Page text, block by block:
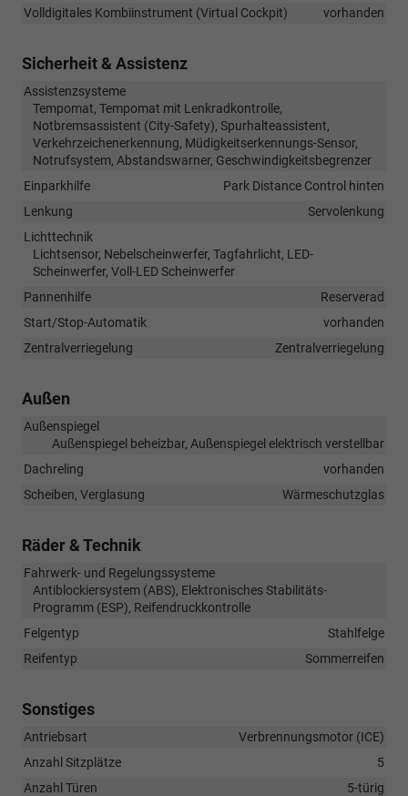
Volldigitales Kombiinstrument (Virtual Cockpit)
vorhanden
Sicherheit & Assistenz
Assistenzsysteme
Tempomat, Tempomat mit Lenkradkontrolle,
Notbremsassistent (City-Safety), Spurhalteassistent,
Verkehrzeichenerkennung, Müdigkeitserkennungs-Sensor,
Notrufsystem, Abstandswarner, Geschwindigkeitsbegrenzer
Einparkhilfe
Park Distance Control hinten
Lenkung
Servolenkung
Lichttechnik
Lichtsensor, Nebelscheinwerfer, Tagfahrlicht, LED-
Scheinwerfer, Voll-LED Scheinwerfer
Pannenhilfe
Reserverad
Start/Stop-Automatik
vorhanden
Zentralverriegelung
Zentralverriegelung
Außen
Außenspiegel
Außenspiegel beheizbar, Außenspiegel elektrisch verstellbar
Dachreling
vorhanden
Scheiben, Verglasung
Wärmeschutzglas
Räder & Technik
Fahrwerk- und Regelungssysteme
Antiblockiersystem (ABS), Elektronisches Stabilitäts-
Programm (ESP), Reifendruckkontrolle
Felgentyp
Stahlfelge
Reifentyp
Sommerreifen
Sonstiges
Antriebsart
Verbrennungsmotor (ICE)
Anzahl Sitzplätze
5
Anzahl Türen
5-türig